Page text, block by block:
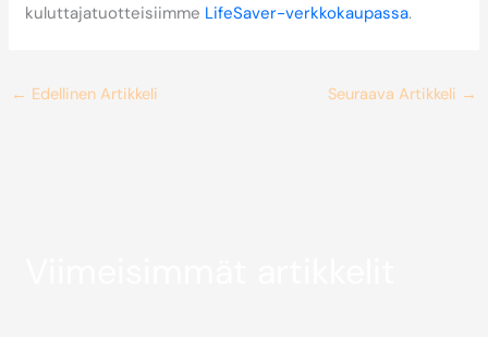
kuluttajatuotteisiimme LifeSaver-verkkokaupassa.
← Edellinen Artikkeli Seuraava Artikkeli →